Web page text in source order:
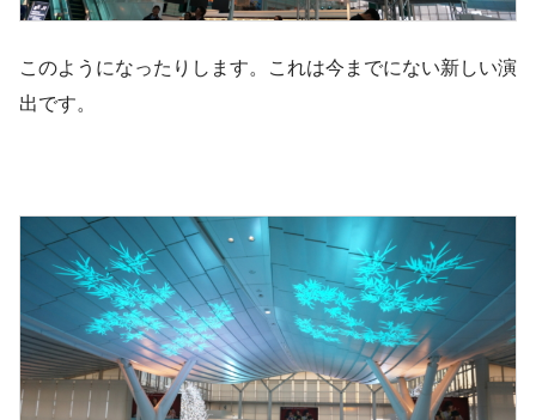
このようになったりします。これは今までにない新しい演
出です。